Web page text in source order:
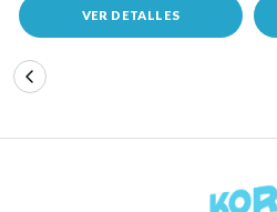
VER DETALLES